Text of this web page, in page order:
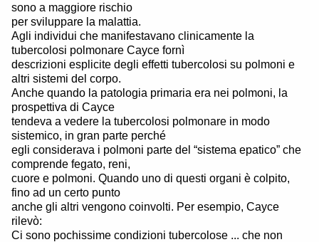
sono a maggiore rischio
per sviluppare la malattia.
Agli individui che manifestavano clinicamente la
tubercolosi polmonare Cayce fornì
descrizioni esplicite degli effetti tubercolosi su polmoni e
altri sistemi del corpo.
Anche quando la patologia primaria era nei polmoni, la
prospettiva di Cayce
tendeva a vedere la tubercolosi polmonare in modo
sistemico, in gran parte perché
egli considerava i polmoni parte del “sistema epatico” che
comprende fegato, reni,
cuore e polmoni. Quando uno di questi organi è colpito,
fino ad un certo punto
anche gli altri vengono coinvolti. Per esempio, Cayce
rilevò:
Ci sono pochissime condizioni tubercolose ... che non